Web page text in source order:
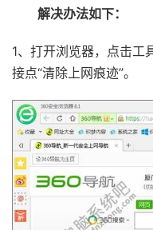
解决办法如下：
1、打开浏览器，点击
接点“清除上网痕迹”。